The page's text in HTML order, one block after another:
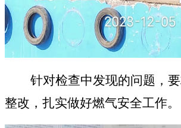
针对检查中发现的问题，
整改，扎实做好燃气安全工作。